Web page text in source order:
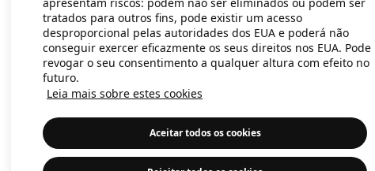
tratados para outros fins, pode existir um acesso
desproporcional pelas autoridades dos EUA e poderá não
conseguir exercer eficazmente os seus direitos nos EUA. Pode
revogar o seu consentimento a qualquer altura com efeito no
futuro.
Leia mais sobre estes cookies
Aceitar todos os cookies